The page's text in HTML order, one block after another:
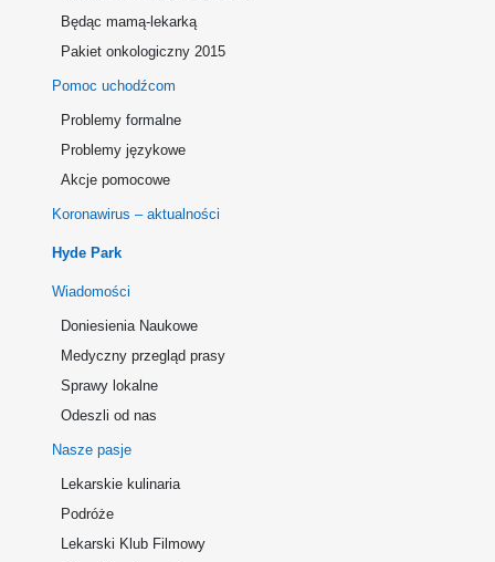
Będąc mamą-lekarką
Pakiet onkologiczny 2015
Pomoc uchodźcom
Problemy formalne
Problemy językowe
Akcje pomocowe
Koronawirus – aktualności
Hyde Park
Wiadomości
Doniesienia Naukowe
Medyczny przegląd prasy
Sprawy lokalne
Odeszli od nas
Nasze pasje
Lekarskie kulinaria
Podróże
Lekarski Klub Filmowy